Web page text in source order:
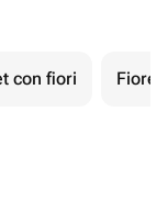
con fiori Fiore